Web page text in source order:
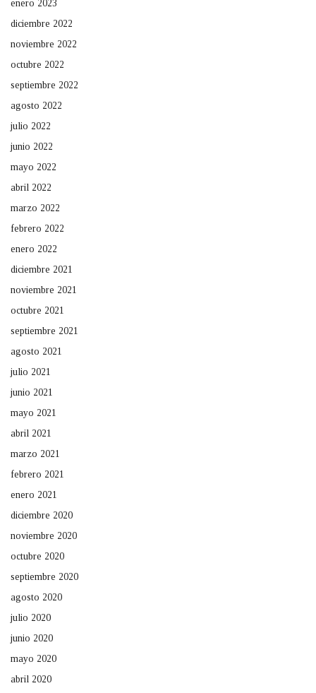
enero 2023
diciembre 2022
noviembre 2022
octubre 2022
septiembre 2022
agosto 2022
julio 2022
junio 2022
mayo 2022
abril 2022
marzo 2022
febrero 2022
enero 2022
diciembre 2021
noviembre 2021
octubre 2021
septiembre 2021
agosto 2021
julio 2021
junio 2021
mayo 2021
abril 2021
marzo 2021
febrero 2021
enero 2021
diciembre 2020
noviembre 2020
octubre 2020
septiembre 2020
agosto 2020
julio 2020
junio 2020
mayo 2020
abril 2020